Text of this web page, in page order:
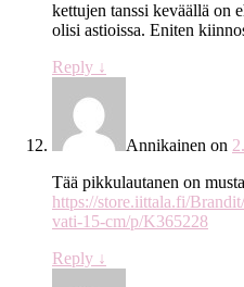
kettujen tanssi keväällä on
olisi astioissa. Eniten
Reply ↓
Annikainen on
Tää pikkulautanen on
https://store.iittala.fi/
vati-15-cm/p/K365228
Reply ↓